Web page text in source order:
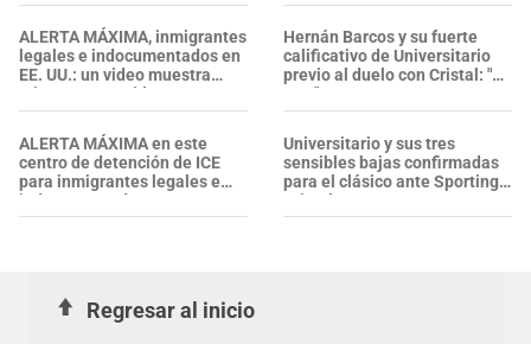
ALERTA MÁXIMA, inmigrantes
legales e indocumentados en
EE. UU.: un video muestra
criaturas parecidas a
GUSANOS en el AGUA
POTABLE de un centro del ICE
ALERTA MÁXIMA en este
centro de detención de ICE
para inmigrantes legales e
indocumentados en EE. UU.:
SALVADOREÑO falleció tras
Hernán Barcos y su fuerte
calificativo de Universitario
previo al duelo con Cristal: "Es
un..."
Universitario y sus tres
sensibles bajas confirmadas
para el clásico ante Sporting
Cristal
Regresar al inicio